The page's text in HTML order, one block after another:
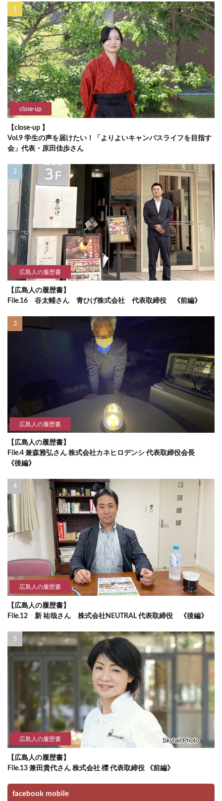
close-up
【close-up 】
Vol.9 学生の声を届けたい！「よりよいキャンパスライフを目指す
会」代表・原田佳歩さん
広島人の履歴書
【広島人の履歴書】
File.16 谷太輔さん 青ひげ株式会社 代表取締役 《前編》
広島人の履歴書
【広島人の履歴書】
File.4 兼森雅弘さん 株式会社カネヒロデンシ 代表取締役会長
《後編》
広島人の履歴書
【広島人の履歴書】
File.12 新 祐哉さん 株式会社NEUTRAL 代表取締役 《後編》
広島人の履歴書
【広島人の履歴書】
File.13 兼田貴代さん 株式会社 櫟 代表取締役 《前編》
facebook mobile